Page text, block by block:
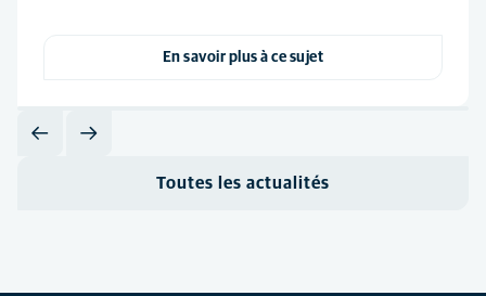
En savoir plus à ce sujet
Toutes les actualités